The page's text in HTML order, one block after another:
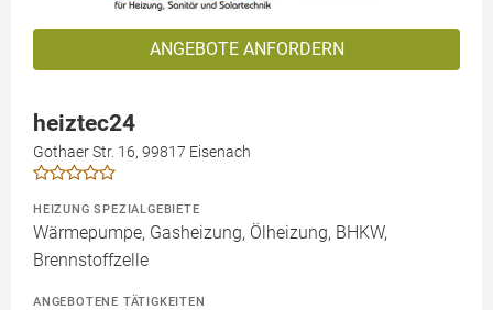
ANGEBOTE ANFORDERN
heiztec24
Gothaer Str. 16, 99817 Eisenach
HEIZUNG SPEZIALGEBIETE
Wärmepumpe, Gasheizung, Ölheizung, BHKW,
Brennstoffzelle
ANGEBOTENE TÄTIGKEITEN